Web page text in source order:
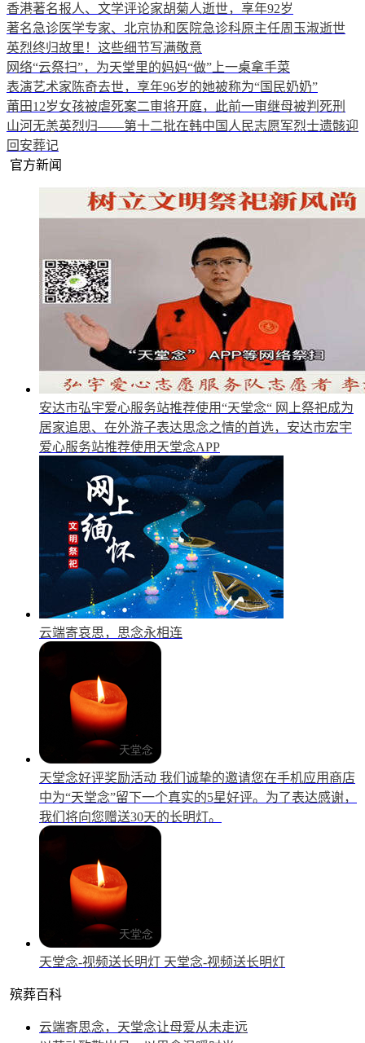
香港著名报人、文学评论家胡菊人逝世，享年92岁
著名急诊医学专家、北京协和医院急诊科原主任周玉淑逝世
英烈终归故里！这些细节写满敬意
网络“云祭扫”，为天堂里的妈妈“做”上一桌拿手菜
表演艺术家陈奇去世，享年96岁的她被称为“国民奶奶”
莆田12岁女孩被虐死案二审将开庭，此前一审继母被判死刑
山河无恙英烈归——第十二批在韩中国人民志愿军烈士遗骸迎
回安葬记
官方新闻
安达市弘宇爱心服务站推荐使用“天堂念“ 网上祭祀成为
居家追思、在外游子表达思念之情的首选，安达市宏宇
爱心服务站推荐使用天堂念APP
云端寄哀思，思念永相连
天堂念好评奖励活动 我们诚挚的邀请您在手机应用商店
中为“天堂念”留下一个真实的5星好评。为了表达感谢，
我们将向您赠送30天的长明灯。
天堂念-视频送长明灯 天堂念-视频送长明灯
殡葬百科
云端寄思念，天堂念让母爱从未走远